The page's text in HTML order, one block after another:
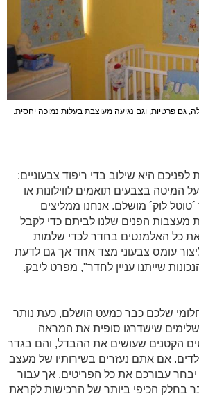
גם פרטיות, וגם נגיעה מעוצבת בעלות נמוכה יחסית.
היא שילוב בדי ריפוד צבעוניים:
המיטה בצבעים תואמים לווילונות או
´טוטל לוק´ מושלם. אנחנו ממליצים
מעצבות הפנים שלנו לביתם כדי לקבל
את כל האלמנטים בחדר לכדי שלמות
עומס צבעוני מצד אחד אך גם לדעת
שייתנו עניין לחדר", מפרט ליבק.
שלכם כבר כמעט הושלם, כעת נותר
שישדרגו סופית את המראה
הקטנים שעושים את ההבדל, והם בגדר
אם אתם נעזרים בשירותיו של מעצב
יבחר עבורכם את כל הפריטים, אך עבור
בחלק הכיפי ביותר של הרכישות לקראת